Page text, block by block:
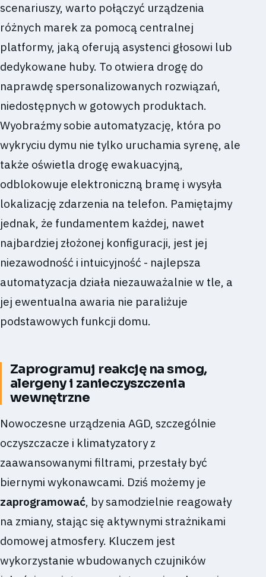
scenariuszy, warto połączyć urządzenia
różnych marek za pomocą centralnej
platformy, jaką oferują asystenci głosowi lub
dedykowane huby. To otwiera drogę do
naprawdę spersonalizowanych rozwiązań,
niedostępnych w gotowych produktach.
Wyobraźmy sobie automatyzację, która po
wykryciu dymu nie tylko uruchamia syrenę, ale
także oświetla drogę ewakuacyjną,
odblokowuje elektroniczną bramę i wysyła
lokalizację zdarzenia na telefon. Pamiętajmy
jednak, że fundamentem każdej, nawet
najbardziej złożonej konfiguracji, jest jej
niezawodność i intuicyjność - najlepsza
automatyzacja działa niezauważalnie w tle, a
jej ewentualna awaria nie paraliżuje
podstawowych funkcji domu.
Zaprogramuj reakcję na smog,
alergeny i zanieczyszczenia
wewnętrzne
Nowoczesne urządzenia AGD, szczególnie
oczyszczacze i klimatyzatory z
zaawansowanymi filtrami, przestały być
biernymi wykonawcami. Dziś możemy je
zaprogramować, by samodzielnie reagowały
na zmiany, stając się aktywnymi strażnikami
domowej atmosfery. Kluczem jest
wykorzystanie wbudowanych czujników